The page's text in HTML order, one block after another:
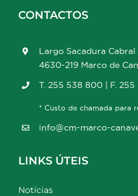
CONTACTOS
Largo Sacadura Cabral
4630-219 Marco de
T. 255 538 800 | F.
* Custo de chamada para
info@cm-marco-
LINKS ÚTEIS
Notícias